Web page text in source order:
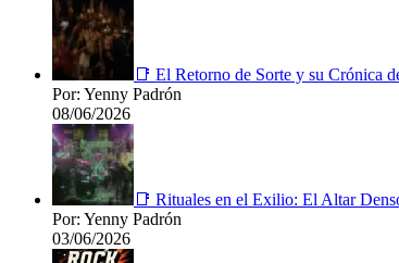
📑 El Retorno de Sorte y su Crónica
Por: Yenny Padrón
08/06/2026
📑 Rituales en el Exilio: El Altar
Por: Yenny Padrón
03/06/2026